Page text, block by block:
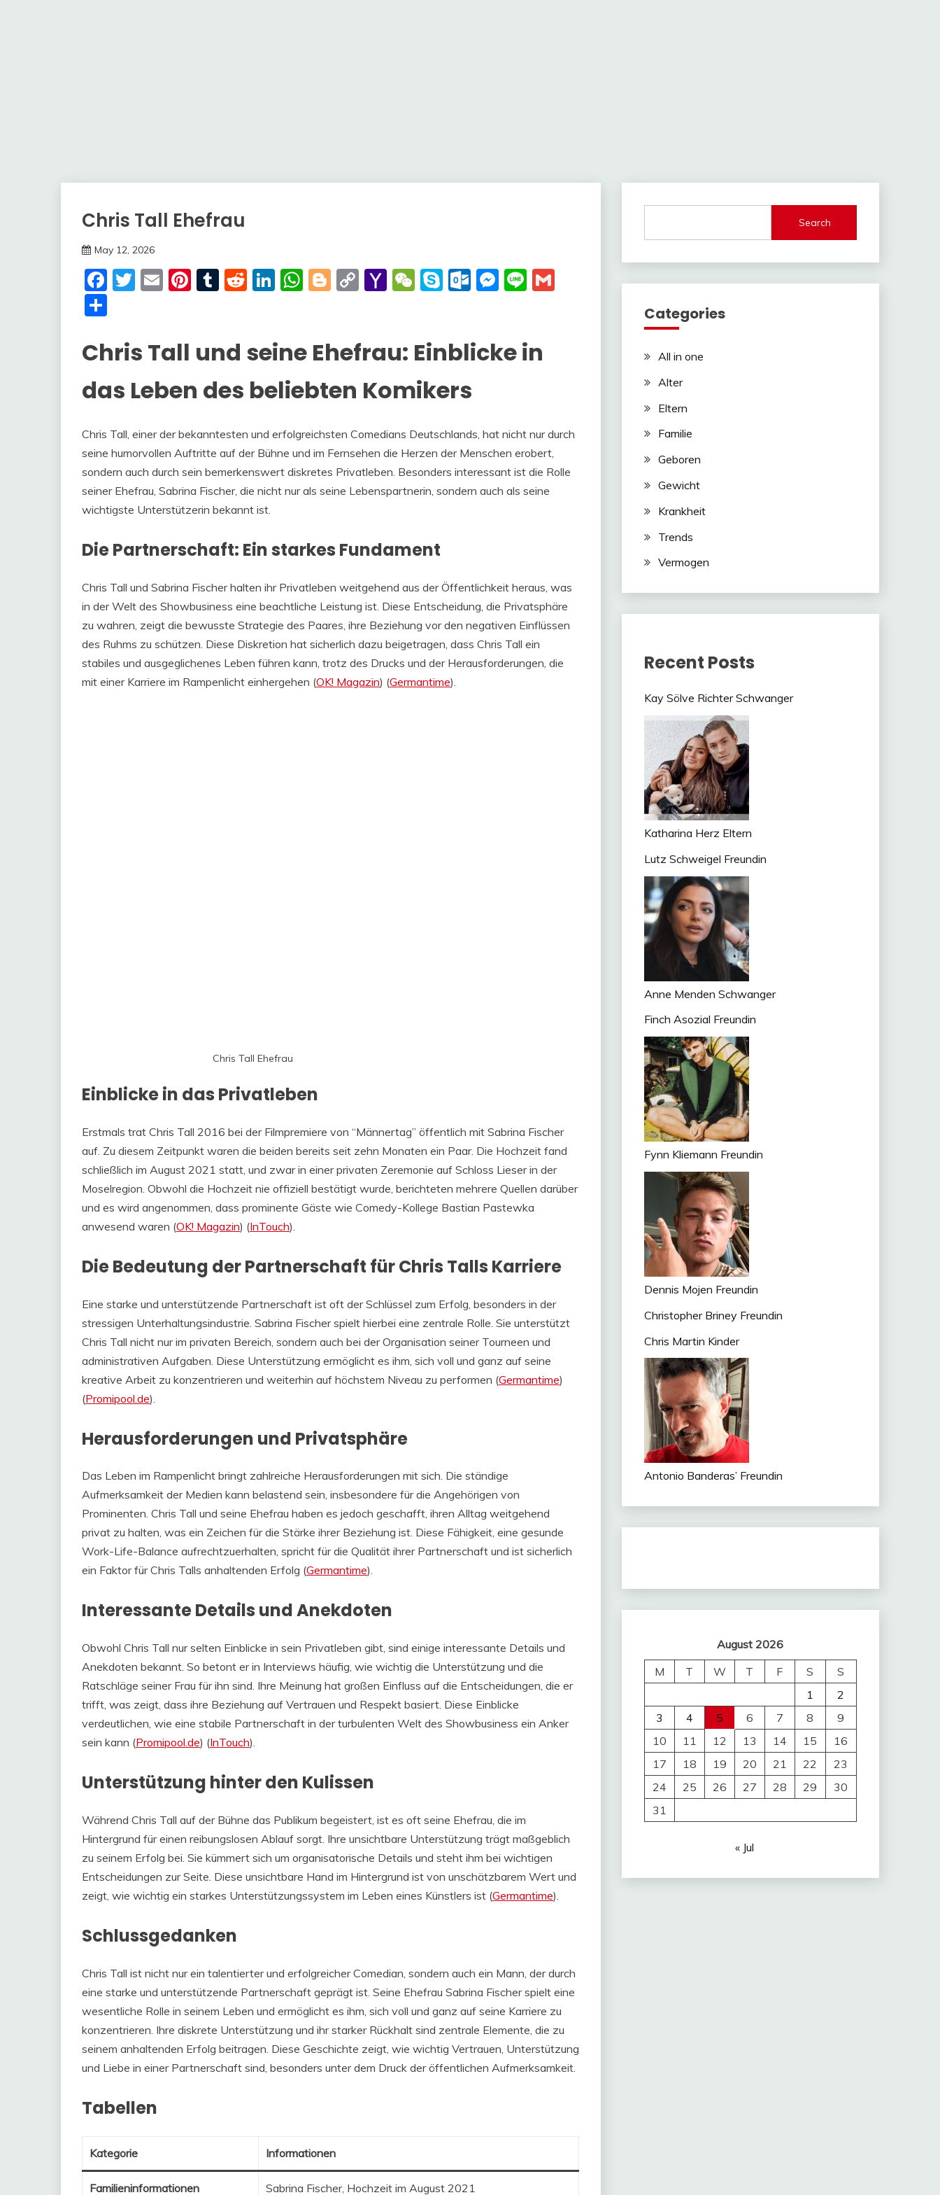
Trends
Chris Tall Ehefrau
May 12, 2026
Meme
Facebook
Twitter
EmailPinterest
Tumblr
Reddit
LinkedIn
WhatsApp
Blogger
CopyYahoo
WeChat
SkypeOutlook.com
Messenger
Line
Chris Tall und seine Ehefrau: Einblicke in
das Leben des beliebten Komikers
Chris Tall, einer der bekanntesten und erfolgreichsten Comedians Deutschlands, hat nicht nur durch
seine humorvollen Auftritte auf der Bühne und im Fernsehen die Herzen der Menschen erobert,
sondern auch durch sein bemerkenswert diskretes Privatleben. Besonders interessant ist die Rolle
seiner Ehefrau, Sabrina Fischer, die nicht nur als seine Lebenspartnerin, sondern auch als seine
wichtigste Unterstützerin bekannt ist.
Die Partnerschaft: Ein starkes Fundament
Chris Tall und Sabrina Fischer halten ihr Privatleben weitgehend aus der Öffentlichkeit heraus, was
in der Welt des Showbusiness eine beachtliche Leistung ist. Diese Entscheidung, die Privatsphäre
zu wahren, zeigt die bewusste Strategie des Paares, ihre Beziehung vor den negativen Einflüssen
des Ruhms zu schützen. Diese Diskretion hat sicherlich dazu beigetragen, dass Chris Tall ein
stabiles und ausgeglichenes Leben führen kann, trotz des Drucks und der Herausforderungen, die
mit einer Karriere im Rampenlicht einhergehen​ (OK! Magazin)​​ (Germantime)​.
Chris Tall Ehefrau
Einblicke in das Privatleben
Erstmals trat Chris Tall 2016 bei der Filmpremiere von “Männertag” öffentlich mit Sabrina Fischer
auf. Zu diesem Zeitpunkt waren die beiden bereits seit zehn Monaten ein Paar. Die Hochzeit fand
schließlich im August 2021 statt, und zwar in einer privaten Zeremonie auf Schloss Lieser in der
Moselregion. Obwohl die Hochzeit nie offiziell bestätigt wurde, berichteten mehrere Quellen darüber
und es wird angenommen, dass prominente Gäste wie Comedy-Kollege Bastian Pastewka
anwesend waren​ (OK! Magazin)​​ (InTouch)​.
Die Bedeutung der Partnerschaft für Chris Talls Karriere
Eine starke und unterstützende Partnerschaft ist oft der Schlüssel zum Erfolg, besonders in der
stressigen Unterhaltungsindustrie. Sabrina Fischer spielt hierbei eine zentrale Rolle. Sie unterstützt
Chris Tall nicht nur im privaten Bereich, sondern auch bei der Organisation seiner Tourneen und
administrativen Aufgaben. Diese Unterstützung ermöglicht es ihm, sich voll und ganz auf seine
kreative Arbeit zu konzentrieren und weiterhin auf höchstem Niveau zu performen​ (Germantime)​​
(Promipool.de)​.
Herausforderungen und Privatsphäre
Das Leben im Rampenlicht bringt zahlreiche Herausforderungen mit sich. Die ständige
Aufmerksamkeit der Medien kann belastend sein, insbesondere für die Angehörigen von
Prominenten. Chris Tall und seine Ehefrau haben es jedoch geschafft, ihren Alltag weitgehend
privat zu halten, was ein Zeichen für die Stärke ihrer Beziehung ist. Diese Fähigkeit, eine gesunde
Work-Life-Balance aufrechtzuerhalten, spricht für die Qualität ihrer Partnerschaft und ist sicherlich
ein Faktor für Chris Talls anhaltenden Erfolg​ (Germantime)​.
Interessante Details und Anekdoten
Obwohl Chris Tall nur selten Einblicke in sein Privatleben gibt, sind einige interessante Details und
Anekdoten bekannt. So betont er in Interviews häufig, wie wichtig die Unterstützung und die
Ratschläge seiner Frau für ihn sind. Ihre Meinung hat großen Einfluss auf die Entscheidungen, die er
trifft, was zeigt, dass ihre Beziehung auf Vertrauen und Respekt basiert. Diese Einblicke
verdeutlichen, wie eine stabile Partnerschaft in der turbulenten Welt des Showbusiness ein Anker
sein kann​ (Promipool.de)​​ (InTouch)​.
Unterstützung hinter den Kulissen
Während Chris Tall auf der Bühne das Publikum begeistert, ist es oft seine Ehefrau, die im
Hintergrund für einen reibungslosen Ablauf sorgt. Ihre unsichtbare Unterstützung trägt maßgeblich
zu seinem Erfolg bei. Sie kümmert sich um organisatorische Details und steht ihm bei wichtigen
Entscheidungen zur Seite. Diese unsichtbare Hand im Hintergrund ist von unschätzbarem Wert und
zeigt, wie wichtig ein starkes Unterstützungssystem im Leben eines Künstlers ist​ (Germantime)​.
Schlussgedanken
Chris Tall ist nicht nur ein talentierter und erfolgreicher Comedian, sondern auch ein Mann, der durch
eine starke und unterstützende Partnerschaft geprägt ist. Seine Ehefrau Sabrina Fischer spielt eine
wesentliche Rolle in seinem Leben und ermöglicht es ihm, sich voll und ganz auf seine Karriere zu
konzentrieren. Ihre diskrete Unterstützung und ihr starker Rückhalt sind zentrale Elemente, die zu
seinem anhaltenden Erfolg beitragen. Diese Geschichte zeigt, wie wichtig Vertrauen, Unterstützung
und Liebe in einer Partnerschaft sind, besonders unter dem Druck der öffentlichen Aufmerksamkeit.
Tabellen
Kategorie Informationen
Familieninformationen Sabrina Fischer, Hochzeit im August 2021
Search
Categories
All in one
Alter
Eltern
Familie
Geboren
Gewicht
Krankheit
Trends
Vermogen
Recent Posts
Kay Sölve Richter Schwanger
Katharina Herz Eltern
Lutz Schweigel Freundin
Anne Menden Schwanger
Finch Asozial Freundin
Fynn Kliemann Freundin
Dennis Mojen Freundin
Christopher Briney Freundin
Chris Martin Kinder
Antonio Banderas’ Freundin
August 2026
M
T W T F S
S
1
2
3
4 5 6 7 8
9
10
11 12 13 14 15
16
17
18 19 20 21 22
23
24
25 26 27 28 29
30
31
« Jul